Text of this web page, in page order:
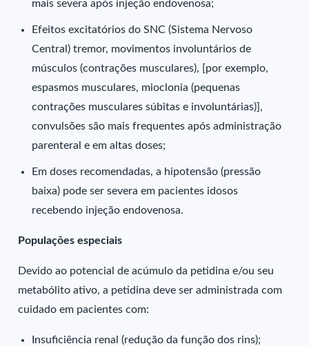
mais severa após injeção endovenosa;
Efeitos excitatórios do SNC (Sistema Nervoso
Central) tremor, movimentos involuntários de
músculos (contrações musculares), [por exemplo,
espasmos musculares, mioclonia (pequenas
contrações musculares súbitas e involuntárias)],
convulsões são mais frequentes após administração
parenteral e em altas doses;
Em doses recomendadas, a hipotensão (pressão
baixa) pode ser severa em pacientes idosos
recebendo injeção endovenosa.
Populações especiais
Devido ao potencial de acúmulo da petidina e/ou seu
metabólito ativo, a petidina deve ser administrada com
cuidado em pacientes com:
Insuficiência renal (redução da função dos rins);